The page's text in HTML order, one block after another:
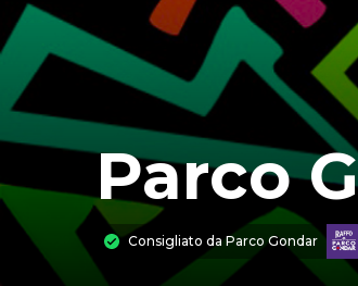
Parco
Consigliato daParco Gondar